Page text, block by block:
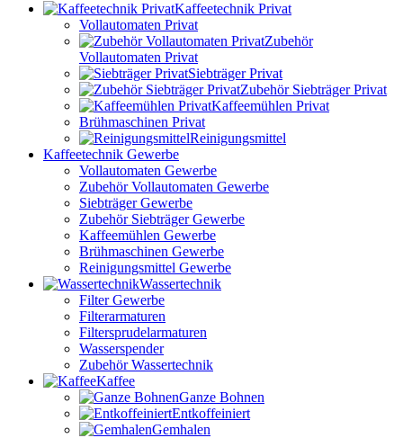
Kaffeetechnik Privat
Vollautomaten Privat
Zubehör
Vollautomaten Privat
Siebträger Privat
Zubehör Siebträger Privat
Kaffeemühlen Privat
Brühmaschinen Privat
Reinigungsmittel
Kaffeetechnik Gewerbe
Vollautomaten Gewerbe
Zubehör Vollautomaten Gewerbe
Siebträger Gewerbe
Zubehör Siebträger Gewerbe
Kaffeemühlen Gewerbe
Brühmaschinen Gewerbe
Reinigungsmittel Gewerbe
Wassertechnik
Filter Gewerbe
Filterarmaturen
Filtersprudelarmaturen
Wasserspender
Zubehör Wassertechnik
Kaffee
Ganze Bohnen
Entkoffeiniert
Gemhalen